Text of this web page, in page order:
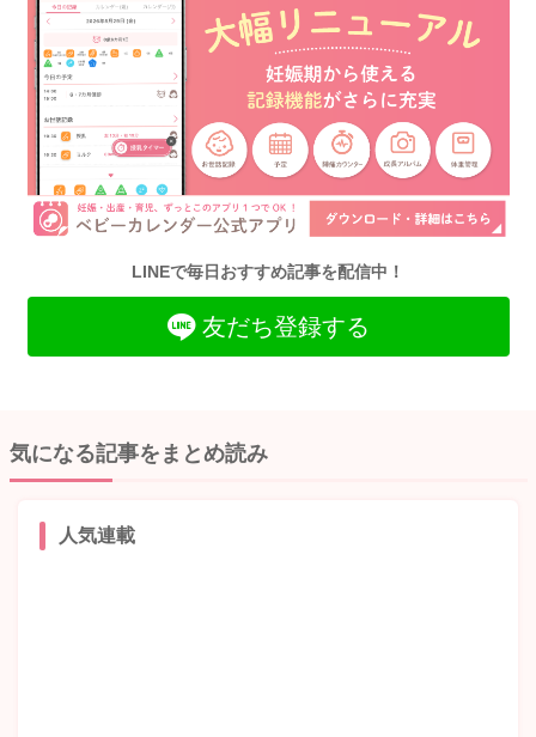
LINEで毎日おすすめ記事を配信中！
友だち登録する
気になる記事をまとめ読み
人気連載